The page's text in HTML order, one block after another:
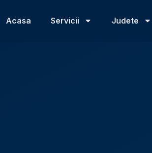
Acasa Servicii Judete